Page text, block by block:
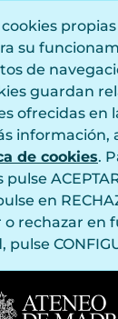
su
de
guardan
ofrecidas en
información,
de cookies.
en
rechazar en
pulse